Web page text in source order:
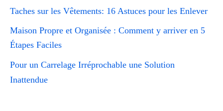
Taches sur les Vêtements: 16 Astuces pour les Enlever
Maison Propre et Organisée : Comment y arriver en 5
Étapes Faciles
Pour un Carrelage Irréprochable une Solution
Inattendue